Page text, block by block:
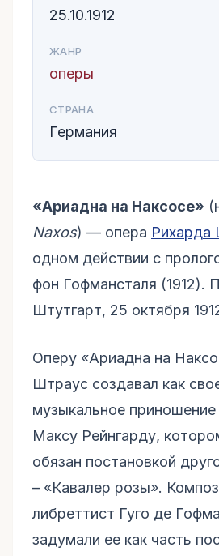
25.10.1912
ЖАНР
оперы
СТРАНА
Германия
«Ариадна на Наксосе»
Naxos) — опера Рихарда
одном действии с
фон Гофмансталя (1912).
Штутгарт, 25 октября
Оперу «Ариадна на
Штраус создавал как
музыкальное
Максу Рейнгарду,
обязан постановкой
– «Кавалер розы».
либреттист Гуго де
задумали ее как часть